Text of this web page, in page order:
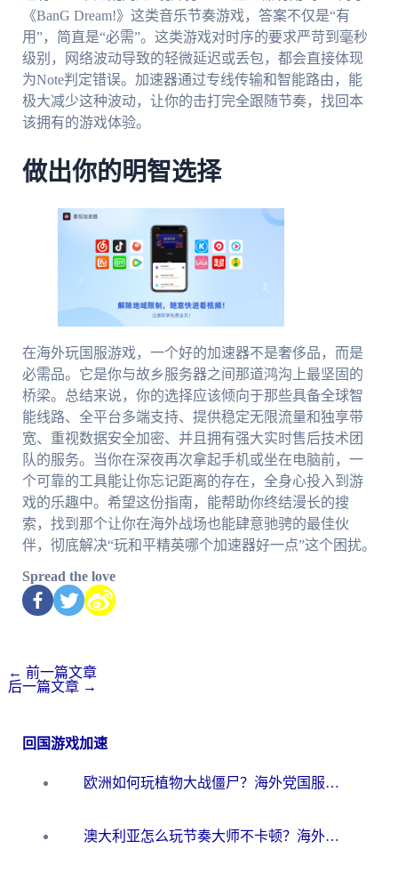
《BanG Dream!》这类音乐节奏游戏，答案不仅是“有
用”，简直是“必需”。这类游戏对时序的要求严苛到毫秒
级别，网络波动导致的轻微延迟或丢包，都会直接体现
为Note判定错误。加速器通过专线传输和智能路由，能
极大减少这种波动，让你的击打完全跟随节奏，找回本
该拥有的游戏体验。
做出你的明智选择
在海外玩国服游戏，一个好的加速器不是奢侈品，而是
必需品。它是你与故乡服务器之间那道鸿沟上最坚固的
桥梁。总结来说，你的选择应该倾向于那些具备全球智
能线路、全平台多端支持、提供稳定无限流量和独享带
宽、重视数据安全加密、并且拥有强大实时售后技术团
队的服务。当你在深夜再次拿起手机或坐在电脑前，一
个可靠的工具能让你忘记距离的存在，全身心投入到游
戏的乐趣中。希望这份指南，能帮助你终结漫长的搜
索，找到那个让你在海外战场也能肆意驰骋的最佳伙
伴，彻底解决“玩和平精英哪个加速器好一点”这个困扰。
Spread the love
← 前一篇文章
后一篇文章 →
回国游戏加速
欧洲如何玩植物大战僵尸？海外党国服游戏加速避坑指南（附实测对比）
澳大利亚怎么玩节奏大师不卡顿？海外党国服游戏加速终极指南